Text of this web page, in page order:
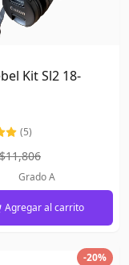
Kit Sl2 18-
(5)
$11,806
Grado A
Agregar al carrito
-20%